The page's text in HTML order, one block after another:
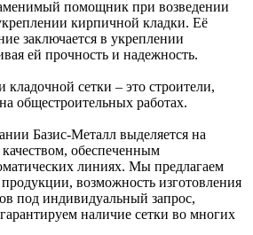
помощник при возведении
кирпичной кладки. Её
заключается в укреплении
ей прочность и надежность.
сетки – это строители,
общестроительных работах.
Базис-Металл выделяется на
обеспеченным
линиях. Мы предлагаем
возможность изготовления
под индивидуальный запрос,
наличие сетки во многих